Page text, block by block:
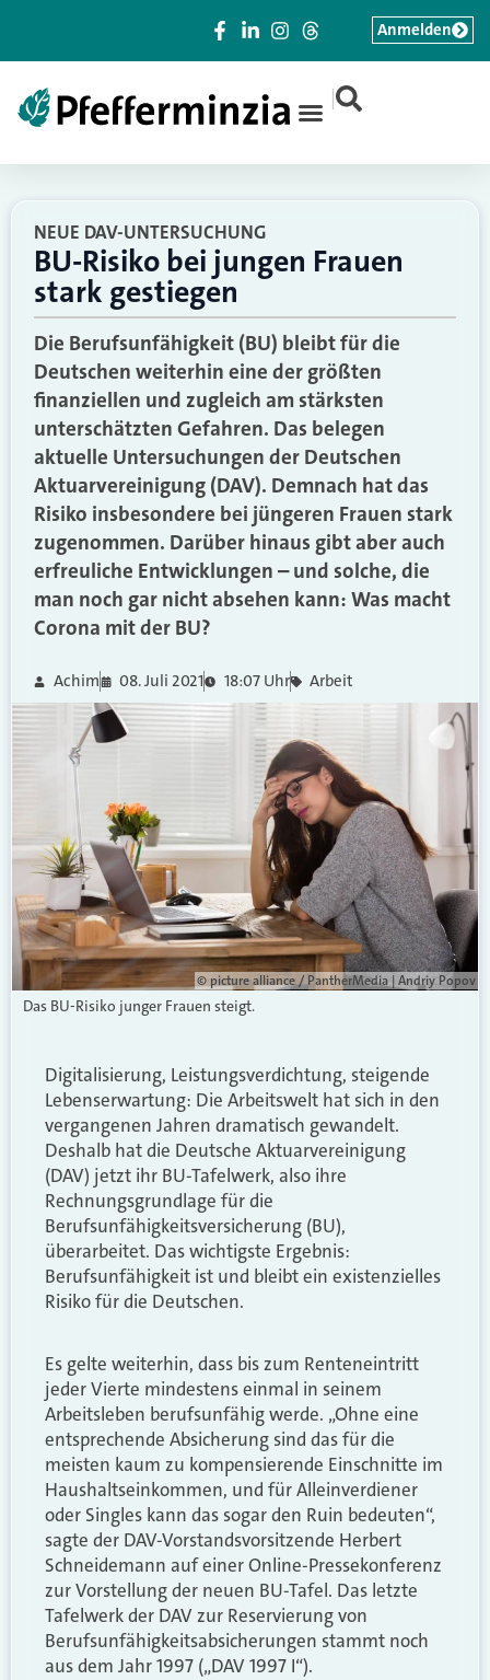
|
Anmelden
NEUE DAV-UNTERSUCHUNG
BU-Risiko bei jungen Frauen
stark gestiegen
Die Berufsunfähigkeit (BU) bleibt für die
Deutschen weiterhin eine der größten
finanziellen und zugleich am stärksten
unterschätzten Gefahren. Das belegen
aktuelle Untersuchungen der Deutschen
Aktuarvereinigung (DAV). Demnach hat das
Risiko insbesondere bei jüngeren Frauen stark
zugenommen. Darüber hinaus gibt aber auch
erfreuliche Entwicklungen – und solche, die
man noch gar nicht absehen kann: Was macht
Corona mit der BU?
Achim 08. Juli 2021 18:07 Uhr Arbeit
© picture alliance / PantherMedia | Andriy Popov
Das BU-Risiko junger Frauen steigt.
Digitalisierung, Leistungsverdichtung, steigende
Lebenserwartung: Die Arbeitswelt hat sich in den
vergangenen Jahren dramatisch gewandelt.
Deshalb hat die Deutsche Aktuarvereinigung
(DAV) jetzt ihr BU-Tafelwerk, also ihre
Rechnungsgrundlage für die
Berufsunfähigkeitsversicherung (BU),
überarbeitet. Das wichtigste Ergebnis:
Berufsunfähigkeit ist und bleibt ein existenzielles
Risiko für die Deutschen.
Es gelte weiterhin, dass bis zum Renteneintritt
jeder Vierte mindestens einmal in seinem
Arbeitsleben berufsunfähig werde. „Ohne eine
entsprechende Absicherung sind das für die
meisten kaum zu kompensierende Einschnitte im
Haushaltseinkommen, und für Alleinverdiener
oder Singles kann das sogar den Ruin bedeuten“,
sagte der DAV-Vorstandsvorsitzende Herbert
Schneidemann auf einer Online-Pressekonferenz
zur Vorstellung der neuen BU-Tafel. Das letzte
Tafelwerk der DAV zur Reservierung von
Berufsunfähigkeitsabsicherungen stammt noch
aus dem Jahr 1997 („DAV 1997 I“).